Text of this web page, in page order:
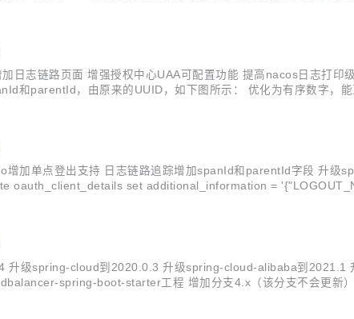
日志链路页面 增强授权中心UAA可配置功能 提高nacos日志打
和parentId，由原来的UUID，如下图所示： 优化为有序数字，
增加单点登出支持 日志链路追踪增加spanId和parentId字段 升
oauth_client_details set additional_information =
升级spring-cloud到2020.0.3 升级spring-cloud-alibaba到